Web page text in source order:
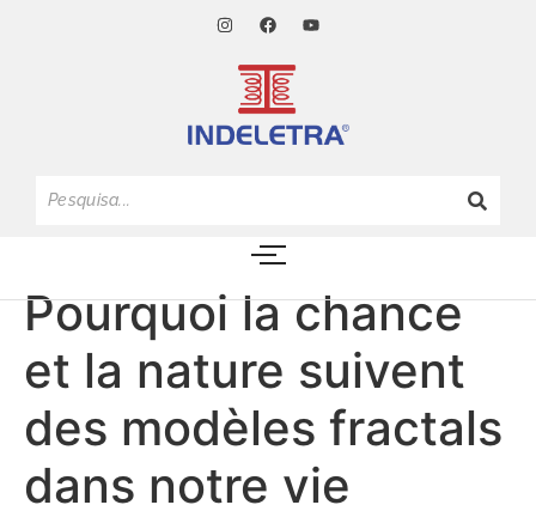
Pourquoi la chance
et la nature suivent
des modèles fractals
dans notre vie